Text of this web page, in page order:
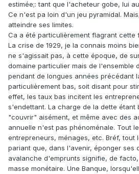
estimée;: tant que l'acheteur gobe, lui
Ce n'est pa loin d'un jeu pyramidal.
atteindre ses limites.
Ca a été particulièrement flagrant cette
La crise de 1929, je la connais moins
ne s'agissait pas, à cette époque, de
domaine particulier mais de l'ensemble
pendant de longues années précédant
particulièrement bas, soit disant pour
effet, les taux bas incitent les
s'endettant. La charge de la dette étant
"couvrir" aisément, et même avec des
annuelle n'est pas phénoménale. Tout
entrepreneurs, ménages, etc. Bréf, tout
pariant que, dans l'avenir, éponger ses
avalanche d'emprunts signifie, de
masse monétaire. Une Banque,